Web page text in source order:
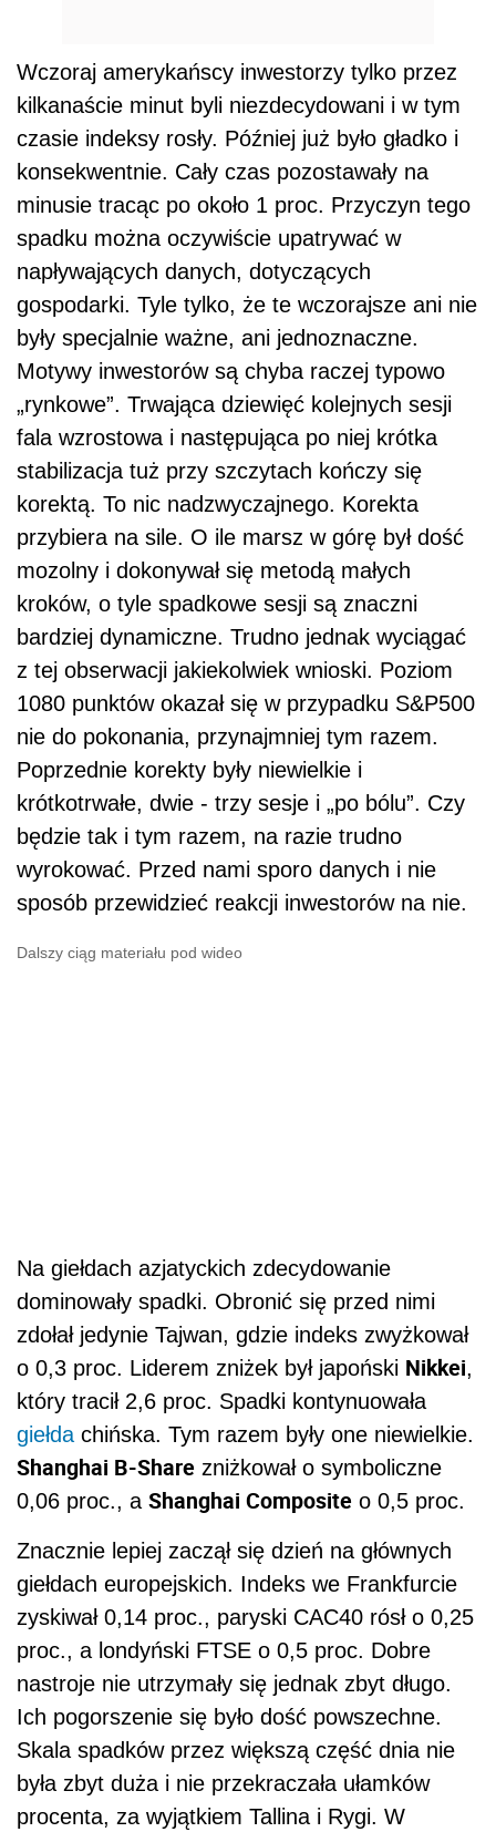
Wczoraj amerykańscy inwestorzy tylko przez
kilkanaście minut byli niezdecydowani i w tym
czasie indeksy rosły. Później już było gładko i
konsekwentnie. Cały czas pozostawały na
minusie tracąc po około 1 proc. Przyczyn tego
spadku można oczywiście upatrywać w
napływających danych, dotyczących
gospodarki. Tyle tylko, że te wczorajsze ani nie
były specjalnie ważne, ani jednoznaczne.
Motywy inwestorów są chyba raczej typowo
„rynkowe”. Trwająca dziewięć kolejnych sesji
fala wzrostowa i następująca po niej krótka
stabilizacja tuż przy szczytach kończy się
korektą. To nic nadzwyczajnego. Korekta
przybiera na sile. O ile marsz w górę był dość
mozolny i dokonywał się metodą małych
kroków, o tyle spadkowe sesji są znaczni
bardziej dynamiczne. Trudno jednak wyciągać
z tej obserwacji jakiekolwiek wnioski. Poziom
1080 punktów okazał się w przypadku S&P500
nie do pokonania, przynajmniej tym razem.
Poprzednie korekty były niewielkie i
krótkotrwałe, dwie - trzy sesje i „po bólu”. Czy
będzie tak i tym razem, na razie trudno
wyrokować. Przed nami sporo danych i nie
sposób przewidzieć reakcji inwestorów na nie.
Dalszy ciąg materiału pod wideo
Na giełdach azjatyckich zdecydowanie
dominowały spadki. Obronić się przed nimi
zdołał jedynie Tajwan, gdzie indeks zwyżkował
o 0,3 proc. Liderem zniżek był japoński Nikkei,
który tracił 2,6 proc. Spadki kontynuowała
giełda chińska. Tym razem były one niewielkie.
Shanghai B-Share zniżkował o symboliczne
0,06 proc., a Shanghai Composite o 0,5 proc.
Znacznie lepiej zaczął się dzień na głównych
giełdach europejskich. Indeks we Frankfurcie
zyskiwał 0,14 proc., paryski CAC40 rósł o 0,25
proc., a londyński FTSE o 0,5 proc. Dobre
nastroje nie utrzymały się jednak zbyt długo.
Ich pogorszenie się było dość powszechne.
Skala spadków przez większą część dnia nie
była zbyt duża i nie przekraczała ułamków
procenta, za wyjątkiem Tallina i Rygi. W